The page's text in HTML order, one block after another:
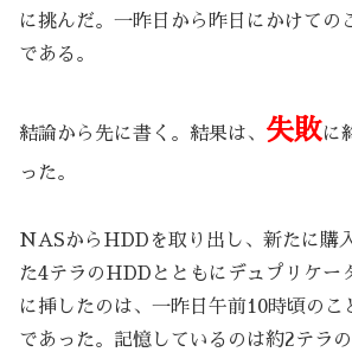
に挑んだ。一昨日から昨日にかけての
である。
結論から先に書く。結果は、 失敗に
った。
NASからHDDを取り出し、新たに購
た4テラのHDDとともにデュプリケー
に挿したのは、一昨日午前10時頃のこ
であった。記憶しているのは約2テラ